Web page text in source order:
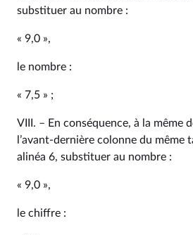
substituer au nombre :
« 9,0 »,
le nombre :
« 7,5 » ;
VIII. – En conséquence, à la même
l’avant-dernière colonne du même
alinéa 6, substituer au nombre :
« 9,0 »,
le chiffre :